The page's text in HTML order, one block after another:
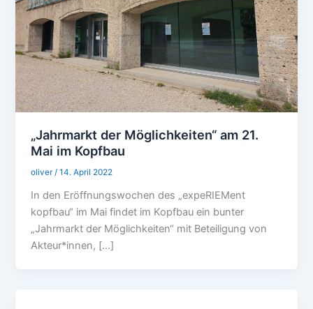
„Jahrmarkt der Möglichkeiten“ am 21.
Mai im Kopfbau
oliver/14. April 2022
In den Eröffnungswochen des „expeRIEMent
kopfbau“ im Mai findet im Kopfbau ein bunter
„Jahrmarkt der Möglichkeiten“ mit Beteiligung von
Akteur*innen, […]